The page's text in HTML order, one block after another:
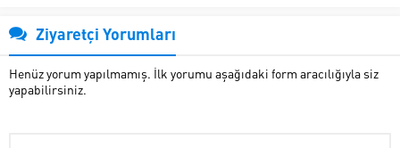
Ziyaretçi Yorumları
Henüz yorum yapılmamış. İlk yorumu aşağıdaki form aracılığıyla siz
yapabilirsiniz.